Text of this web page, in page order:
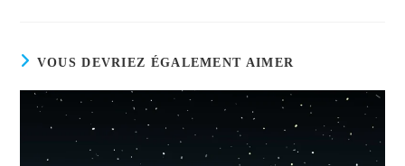
VOUS DEVRIEZ ÉGALEMENT AIMER